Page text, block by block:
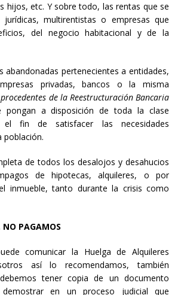
hijos, etc. Y sobre todo, las rentas que se
multirentistas o empresas que
del negocio habitacional y de la
abandonadas pertenecientes a entidades,
privadas, bancos o la misma
de la Reestructuración Bancaria
pongan a disposición de toda la clase
el fin de satisfacer las necesidades
población.
de todos los desalojos y desahucios
de hipotecas, alquileres, o por
inmueble, tanto durante la crisis como
NO PAGAMOS
comunicar la Huelga de Alquileres
así lo recomendamos, también
tener copia de un documento
en un proceso judicial que